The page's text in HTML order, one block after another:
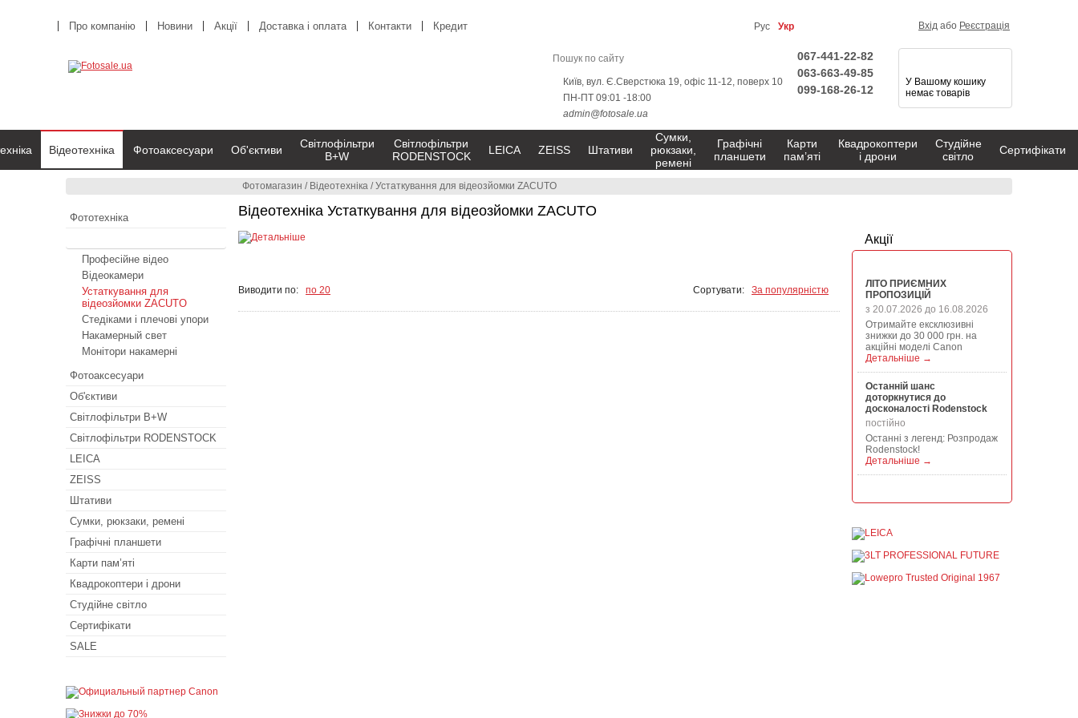
Фотомагазин / Відеотехніка /Устаткування для відеозйомки ZACUTO
Відеотехніка Устаткування для відеозйомки ZACUTO
Виводити по: по 20 Сортувати: За популярністю
Акції
ЛІТО ПРИЄМНИХ
ПРОПОЗИЦІЙ
з 20.07.2026 до 16.08.2026
Отримайте ексклюзивні
знижки до 30 000 грн. на
акційні моделі Canon
Детальніше →
Останній шанс
доторкнутися до
досконалості Rodenstock
постійно
Останні з легенд: Розпродаж
Rodenstock!
Детальніше →
Manfrotto, National
продукції Manfrotto, National
гарантовану знижку від 50 до
Про компанію Новини Акції Доставка і оплата Контакти Кредит Рус Укр Вхідабо Реєстрація
Київ, вул. Є.Сверстюка 19, офіс 11-12, поверх 10
ПН-ПТ 09:01 -18:00
admin@fotosale.ua
067-441-22-82
063-663-49-85
099-168-26-12
У Вашому кошику
немає товарів
Відеотехніка Фотоаксесуари Об'єктиви
Світлофільтри
B+W
Світлофільтри
RODENSTOCK
LEICA ZEISS Штативи
Сумки,
рюкзаки,
ремені
Графічні
планшети
Карти
пам’яті
Квадрокоптери
і дрони
Студійне
світло
Сертифікати
Фототехніка
Професійне відео
Відеокамери
Устаткування для
відеозйомки ZACUTO
Стедіками і плечові упори
Накамерный свет
Монітори накамерні
Фотоаксесуари
Об'єктиви
Світлофільтри B+W
Світлофільтри RODENSTOCK
LEICA
ZEISS
Штативи
Сумки, рюкзаки, ремені
Графічні планшети
Карти пам’яті
Квадрокоптери і дрони
Студійне світло
Сертифікати
SALE